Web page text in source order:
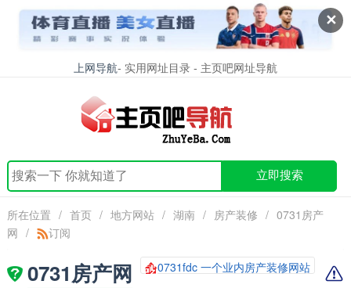
✕
上网导航- 实用网址目录 - 主页吧网址导航
立即搜索
所在位置 / 首页 / 地方网站 / 湖南 / 房产装修 / 0731房产
网 / 订阅
0731房产网 0731fdc 一个业内房产装修网站